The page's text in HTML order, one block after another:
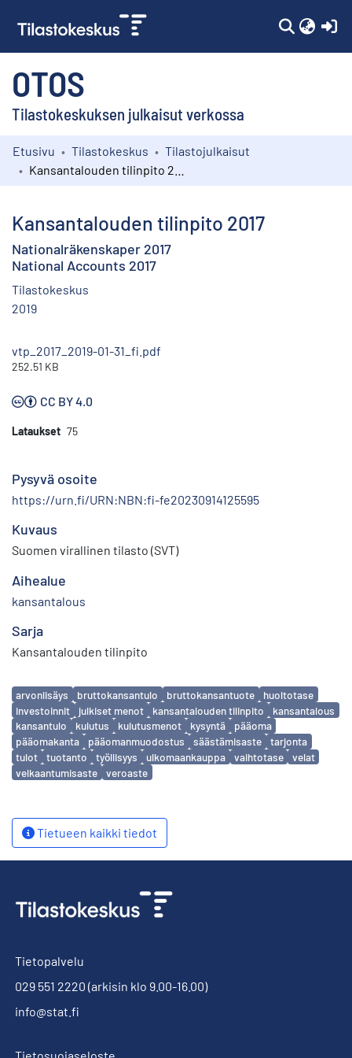
OTOS
Tilastokeskuksen julkaisut verkossa
Kokoelmat
Etusivu Tilastokeskus
Tilastojulkaisut
Kansantalouden tilinpito 2017
Nationalräkenskaper 2017
National Accounts 2017
Tilastokeskus
2019
vtp_2017_2019-01-31_fi.pdf
252.51 KB
CC BY 4.0
Lataukset 75
Pysyvä osoite
https://urn.fi/URN:NBN:fi-fe20230914125595
Kuvaus
Suomen virallinen tilasto (SVT)
Aihealue
kansantalous
Sarja
Kansantalouden tilinpito
Avainsanat
arvonlisäys bruttokansantulo bruttokansantuote
huoltotase
investoinnit
julkiset menot kansantalouden tilinpito
kansantalous
kansantulo
kulutus kulutusmenot kysyntä
pääoma
pääomakanta
pääomanmuodostus säästämisaste
tarjonta
tulot
tuotanto työllisyys ulkomaankauppa vaihtotase
velat
velkaantumisaste
veroaste
Tietueen kaikki tiedot
Tietopalvelu
029 551 2220 (arkisin klo 9.00-16.00)
info@stat.fi